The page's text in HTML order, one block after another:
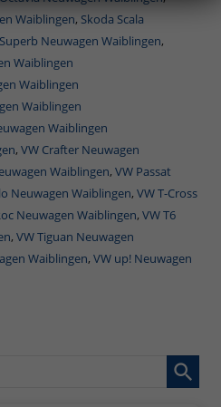
Waiblingen, Skoda Scala
Neuwagen Waiblingen,
Waiblingen
Waiblingen
Waiblingen
Waiblingen
, VW Crafter Neuwagen
Waiblingen, VW Passat
Neuwagen Waiblingen, VW T-Cross
Neuwagen Waiblingen, VW T6
, VW Tiguan Neuwagen
Waiblingen, VW up! Neuwagen